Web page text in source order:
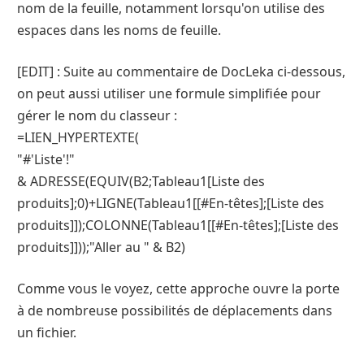
nom de la feuille, notamment lorsqu'on utilise des
espaces dans les noms de feuille.
[EDIT] : Suite au commentaire de DocLeka ci-dessous,
on peut aussi utiliser une formule simplifiée pour
gérer le nom du classeur :
=LIEN_HYPERTEXTE(
"#'Liste'!"
& ADRESSE(EQUIV(B2;Tableau1[Liste des
produits];0)+LIGNE(Tableau1[[#En-têtes];[Liste des
produits]]);COLONNE(Tableau1[[#En-têtes];[Liste des
produits]]));"Aller au " & B2)
Comme vous le voyez, cette approche ouvre la porte
à de nombreuse possibilités de déplacements dans
un fichier.